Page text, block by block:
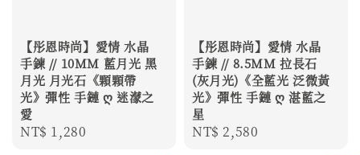
【彤恩時尚】愛情 水晶
手鍊 // 10MM 藍月光 黑
月光 月光石《顆顆帶
光》彈性 手鏈 ღ 迷濛之
愛
Regular
NT$ 1,280
【彤恩時尚】愛情 水晶
手鍊 // 8.5MM 拉長石
(灰月光)《全藍光 泛微黃
光》彈性 手鏈 ღ 湛藍之
星
Regular
NT$ 2,580